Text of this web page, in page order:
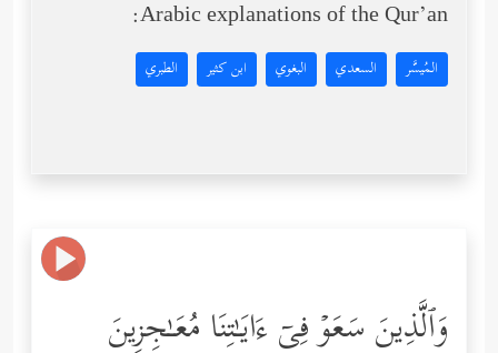
Arabic explanations of the Qur’an:
المُيسَّر السعدي البغوي ابن كثير الطبري
وَٱلَّذِینَ سَعَوۡ فِیۤ ءَایَـٰتِنَا مُعَـٰجِزِینَ